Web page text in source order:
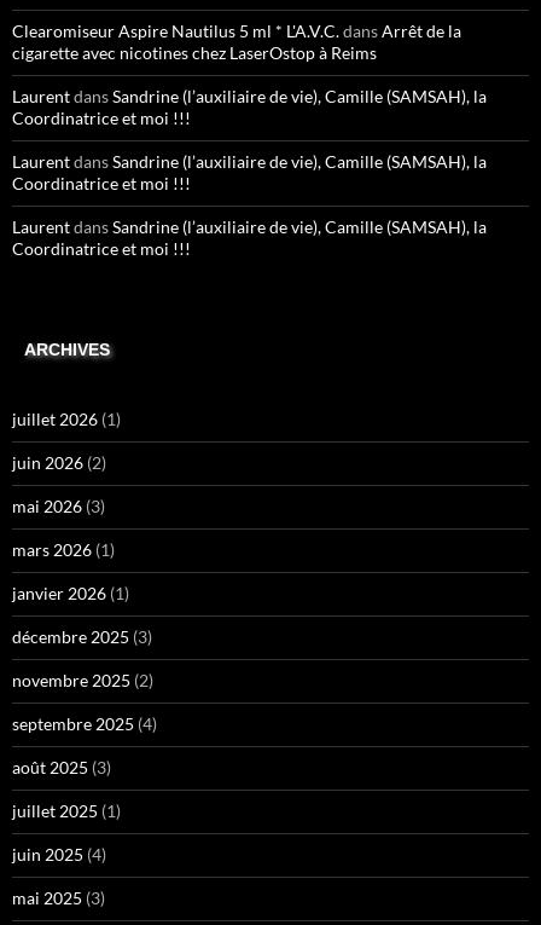
Clearomiseur Aspire Nautilus 5 ml * L'A.V.C.dansArrêt de la
cigarette avec nicotines chez LaserOstop à Reims
LaurentdansSandrine (l’auxiliaire de vie), Camille (SAMSAH), la
Coordinatrice et moi !!!
LaurentdansSandrine (l’auxiliaire de vie), Camille (SAMSAH), la
Coordinatrice et moi !!!
LaurentdansSandrine (l’auxiliaire de vie), Camille (SAMSAH), la
Coordinatrice et moi !!!
ARCHIVES
juillet 2026 (1)
juin 2026 (2)
mai 2026 (3)
mars 2026 (1)
janvier 2026 (1)
décembre 2025 (3)
novembre 2025 (2)
septembre 2025 (4)
août 2025 (3)
juillet 2025 (1)
juin 2025 (4)
mai 2025 (3)